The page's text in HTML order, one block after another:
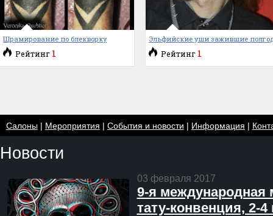
Шрамирование по блекворку
Рейтинг 1
Эльфийские уши зажившие
Рейтинг 1
Салоны| Мероприятия | События и новости | Информация |
Новости
03 февраля 2017
9-я международная
тату-конвенция, 2-